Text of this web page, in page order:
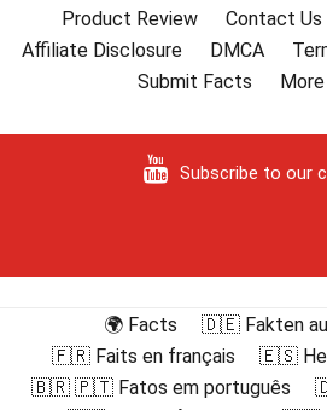
Product Review
Contact Us
Affiliate Disclosure
DMCA
Submit Facts
Subscribe to our
🌍 Facts
🇩🇪 Fakten
🇫🇷 Faits en français
🇪🇸
🇧🇷 🇵🇹 Fatos em português